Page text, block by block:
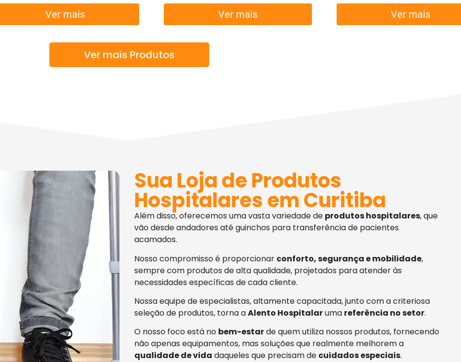
Ver mais Ver mais Ver mais
Ver mais Produtos
Sua Loja de Produtos
Hospitalares em Curitiba
Além disso, oferecemos uma vasta variedade de produtos hospitalares, que
vão desde andadores até guinchos para transferência de pacientes
acamados.
Nosso compromisso é proporcionar conforto, segurança e mobilidade,
sempre com produtos de alta qualidade, projetados para atender às
necessidades específicas de cada cliente.
Nossa equipe de especialistas, altamente capacitada, junto com a criteriosa
seleção de produtos, torna aAlento Hospitalaruma referência no setor.
O nosso foco está no bem-estarde quem utiliza nossos produtos, fornecendo
não apenas equipamentos, mas soluções que realmente melhorem a
qualidade de vida daqueles que precisam de cuidados especiais.